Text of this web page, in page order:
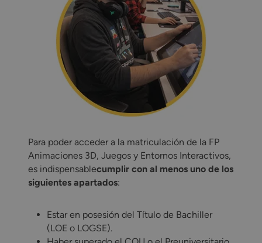
Para poder acceder a la matriculación de la FP
Animaciones 3D, Juegos y Entornos Interactivos,
es indispensablecumplir con al menos uno de los
siguientes apartados:
Estar en posesión del Título de Bachiller
(LOE o LOGSE).